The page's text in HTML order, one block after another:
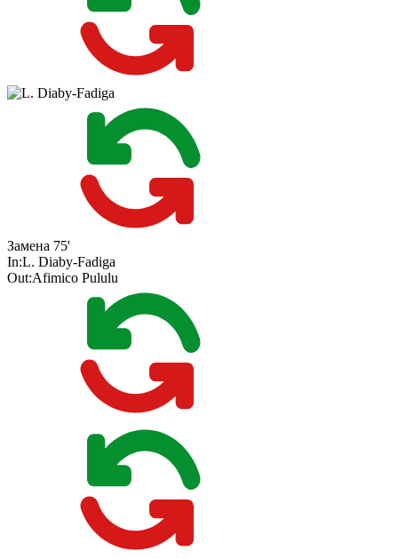
Замена 75'
In:L. Diaby-Fadiga
Out:Afimico Pululu